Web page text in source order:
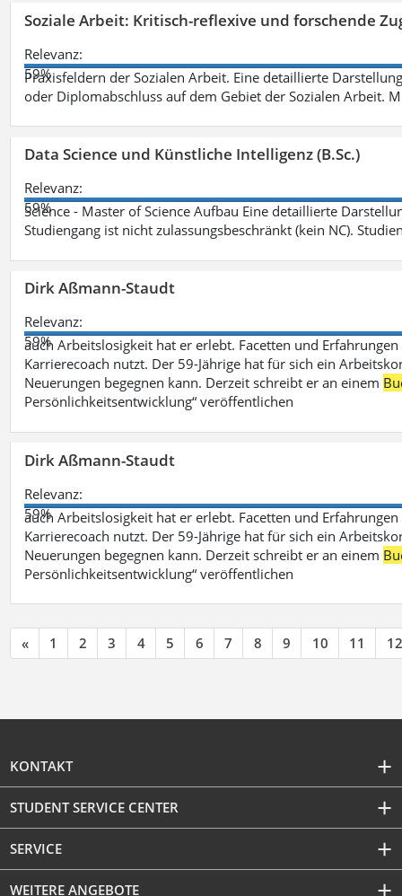
Soziale Arbeit: Kritisch-reflexive und forschende
Relevanz:
59%
Praxisfeldern der Sozialen Arbeit. Eine detaillierte
oder Diplomabschluss auf dem Gebiet der Sozialen Arbeit.
Data Science und Künstliche Intelligenz (B.Sc.)
Relevanz:
59%
Science - Master of Science Aufbau Eine detaillierte
Studiengang ist nicht zulassungsbeschränkt (kein NC).
Dirk Aßmann-Staudt
Relevanz:
59%
auch Arbeitslosigkeit hat er erlebt. Facetten und
Karrierecoach nutzt. Der 59-Jährige hat für sich ein
Neuerungen begegnen kann. Derzeit schreibt er an einem
Persönlichkeitsentwicklung“ veröffentlichen
Dirk Aßmann-Staudt
Relevanz:
59%
auch Arbeitslosigkeit hat er erlebt. Facetten und
Karrierecoach nutzt. Der 59-Jährige hat für sich ein
Neuerungen begegnen kann. Derzeit schreibt er an einem
Persönlichkeitsentwicklung“ veröffentlichen
« 1 2 3 4 5 6 7 8 9 10 11 12
KONTAKT
STUDENT SERVICE CENTER
SERVICE
WEITERE ANGEBOTE